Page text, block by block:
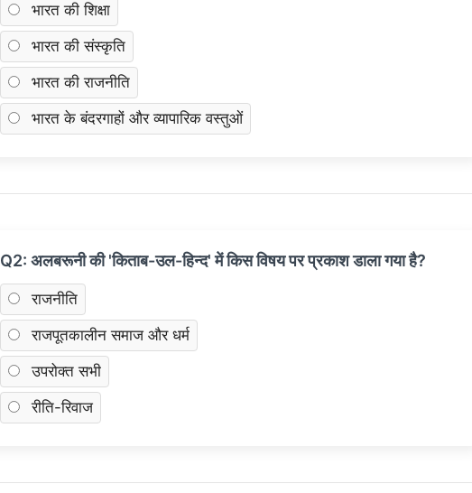
भारत की शिक्षा
भारत की संस्कृति
भारत की राजनीति
भारत के बंदरगाहों और व्यापारिक वस्तुओं
Q2: अलबरूनी की 'किताब-उल-हिन्द' में किस विषय पर प्रकाश डाला गया है?
राजनीति
राजपूतकालीन समाज और धर्म
उपरोक्त सभी
रीति-रिवाज